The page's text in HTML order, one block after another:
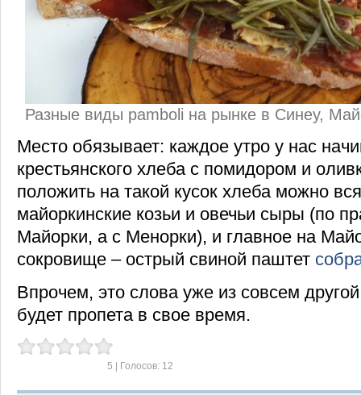
Разные виды pamboli на рынке в Синеу,
Место обязывает: каждое утро у нас
крестьянского хлеба с помидором и
положить на такой кусок хлеба можно
майоркинские козьи и овечьи сыры (по
Майорки, а с Менорки), и главное на
сокровище – острый свиной паштет
Впрочем, это слова уже из совсем
будет пропета в свое время.
5 | Голосов: 12